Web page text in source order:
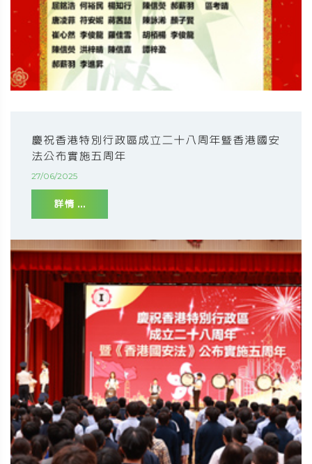
慶祝香港特別行政區成立二十八周年暨香港國安
法公布實施五周年
27/06/2025
詳情 ...